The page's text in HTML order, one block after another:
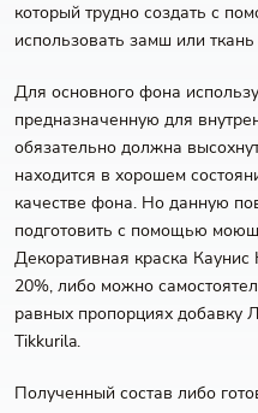
который трудно создать с
использовать замш или
Для основного фона
предназначенную для
обязательно должна
находится в хорошем
качестве фона. Но данную
подготовить с помощью
Декоративная краска Каунис
20%, либо можно
равных пропорциях добавку
Tikkurila.
Полученный состав либо